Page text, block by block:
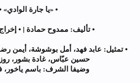
• «يا جارة الوادي»
• تأليف: ممدوح حمادة | •
• تمثيل: عابد فهد، أمل بوشوشة، أيمن
حسين عبّاس، غادة بشور،
وضيفا الشرف: باسم ياخور،